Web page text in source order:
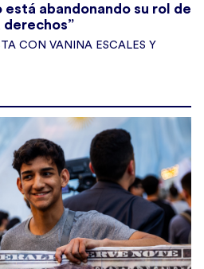
está abandonando su rol de
derechos”
CON VANINA ESCALES Y